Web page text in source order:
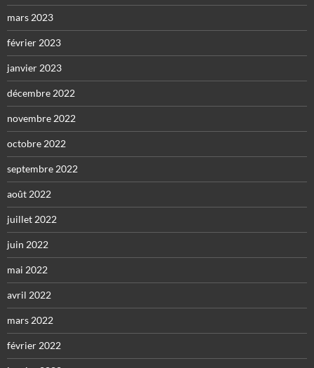
mars 2023
février 2023
janvier 2023
décembre 2022
novembre 2022
octobre 2022
septembre 2022
août 2022
juillet 2022
juin 2022
mai 2022
avril 2022
mars 2022
février 2022